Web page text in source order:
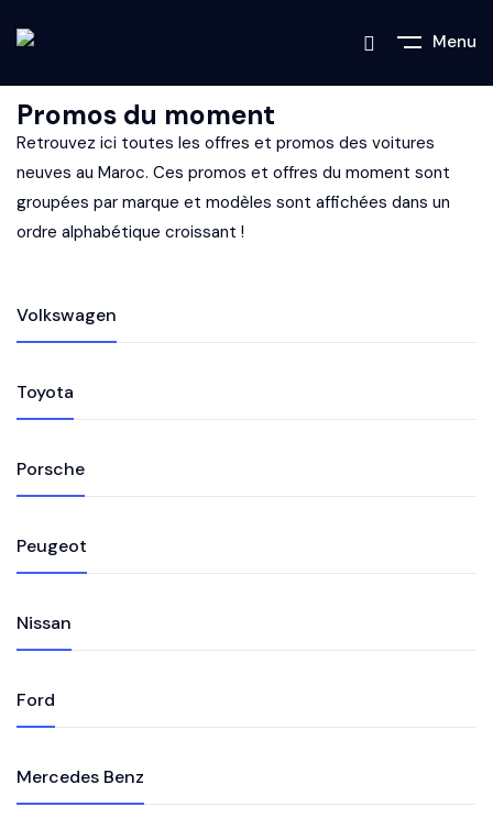
Menu
Promos du moment
Retrouvez ici toutes les offres et promos des voitures
neuves au Maroc. Ces promos et offres du moment sont
groupées par marque et modèles sont affichées dans un
ordre alphabétique croissant !
Volkswagen
Toyota
Porsche
Peugeot
Nissan
Ford
Mercedes Benz